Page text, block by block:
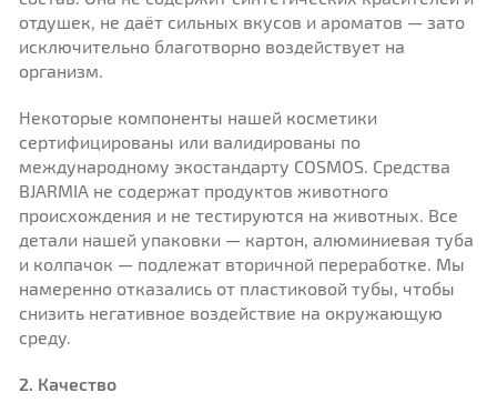
отдушек, не даёт сильных вкусов и ароматов — зато
исключительно благотворно воздействует на
организм.
Некоторые компоненты нашей косметики
сертифицированы или валидированы по
международному экостандарту COSMOS. Средства
BJARMIA не содержат продуктов животного
происхождения и не тестируются на животных. Все
детали нашей упаковки — картон, алюминиевая туба
и колпачок — подлежат вторичной переработке. Мы
намеренно отказались от пластиковой тубы, чтобы
снизить негативное воздействие на окружающую
среду.
2. Качество